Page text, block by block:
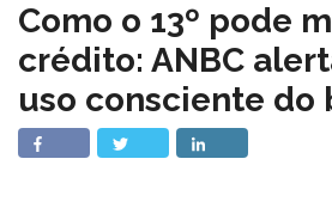
Como o 13º pode
crédito: ANBC
uso consciente do